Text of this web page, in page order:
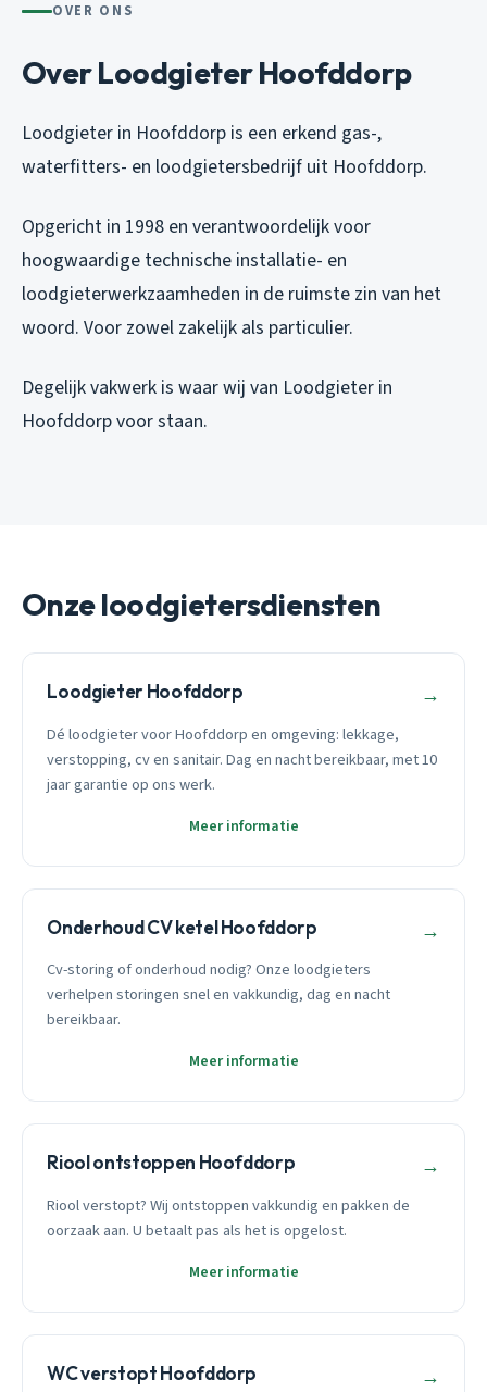
OVER ONS
Over Loodgieter Hoofddorp
Loodgieter in Hoofddorp is een erkend gas-,
waterfitters- en loodgietersbedrijf uit Hoofddorp.
Opgericht in 1998 en verantwoordelijk voor
hoogwaardige technische installatie- en
loodgieterwerkzaamheden in de ruimste zin van het
woord. Voor zowel zakelijk als particulier.
Degelijk vakwerk is waar wij van Loodgieter in
Hoofddorp voor staan.
Onze loodgietersdiensten
Loodgieter Hoofddorp →
Dé loodgieter voor Hoofddorp en omgeving: lekkage,
verstopping, cv en sanitair. Dag en nacht bereikbaar, met 10
jaar garantie op ons werk.
Meer informatie
Onderhoud CV ketel Hoofddorp →
Cv-storing of onderhoud nodig? Onze loodgieters
verhelpen storingen snel en vakkundig, dag en nacht
bereikbaar.
Meer informatie
Riool ontstoppen Hoofddorp →
Riool verstopt? Wij ontstoppen vakkundig en pakken de
oorzaak aan. U betaalt pas als het is opgelost.
Meer informatie
WC verstopt Hoofddorp →